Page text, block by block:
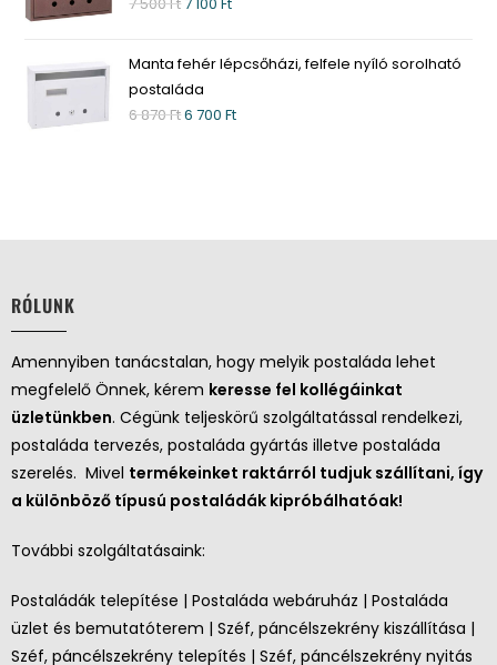
Manta fehér lépcsőházi, felfele nyíló sorolható
postaláda
6 870Ft6 700Ft
RÓLUNK
Amennyiben tanácstalan, hogy melyik postaláda lehet
megfelelő Önnek, kérem keresse fel kollégáinkat
üzletünkben. Cégünk teljeskörű szolgáltatással rendelkezi,
postaláda tervezés, postaláda gyártás illetve postaláda
szerelés. Mivel termékeinket raktárról tudjuk szállítani, így
a különböző típusú postaládák kipróbálhatóak!
További szolgáltatásaink:
Postaládák telepítése | Postaláda webáruház | Postaláda
üzlet és bemutatóterem | Széf, páncélszekrény kiszállítása |
Széf, páncélszekrény telepítés | Széf, páncélszekrény nyitás